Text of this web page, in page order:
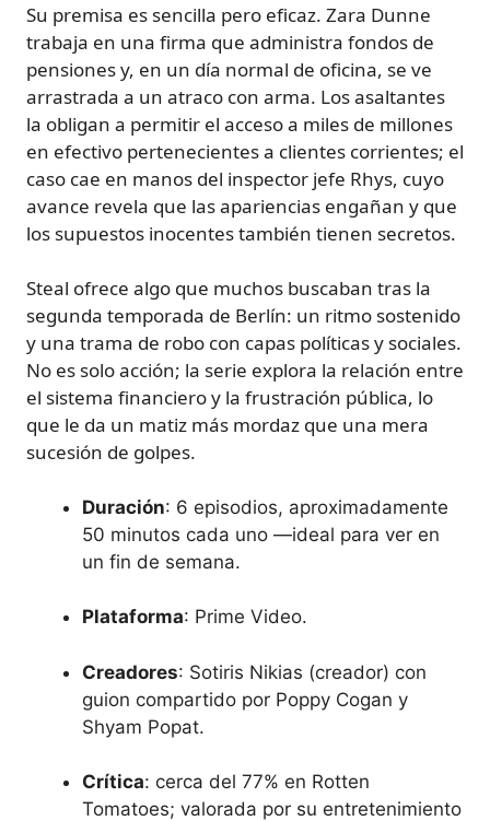
Su premisa es sencilla pero eficaz. Zara Dunne
trabaja en una firma que administra fondos de
pensiones y, en un día normal de oficina, se ve
arrastrada a un atraco con arma. Los asaltantes
la obligan a permitir el acceso a miles de millones
en efectivo pertenecientes a clientes corrientes; el
caso cae en manos del inspector jefe Rhys, cuyo
avance revela que las apariencias engañan y que
los supuestos inocentes también tienen secretos.
Steal ofrece algo que muchos buscaban tras la
segunda temporada de Berlín: un ritmo sostenido
y una trama de robo con capas políticas y sociales.
No es solo acción; la serie explora la relación entre
el sistema financiero y la frustración pública, lo
que le da un matiz más mordaz que una mera
sucesión de golpes.
Duración: 6 episodios, aproximadamente
50 minutos cada uno —ideal para ver en
un fin de semana.
Plataforma: Prime Video.
Creadores: Sotiris Nikias (creador) con
guion compartido por Poppy Cogan y
Shyam Popat.
Crítica: cerca del 77% en Rotten
Tomatoes; valorada por su entretenimiento